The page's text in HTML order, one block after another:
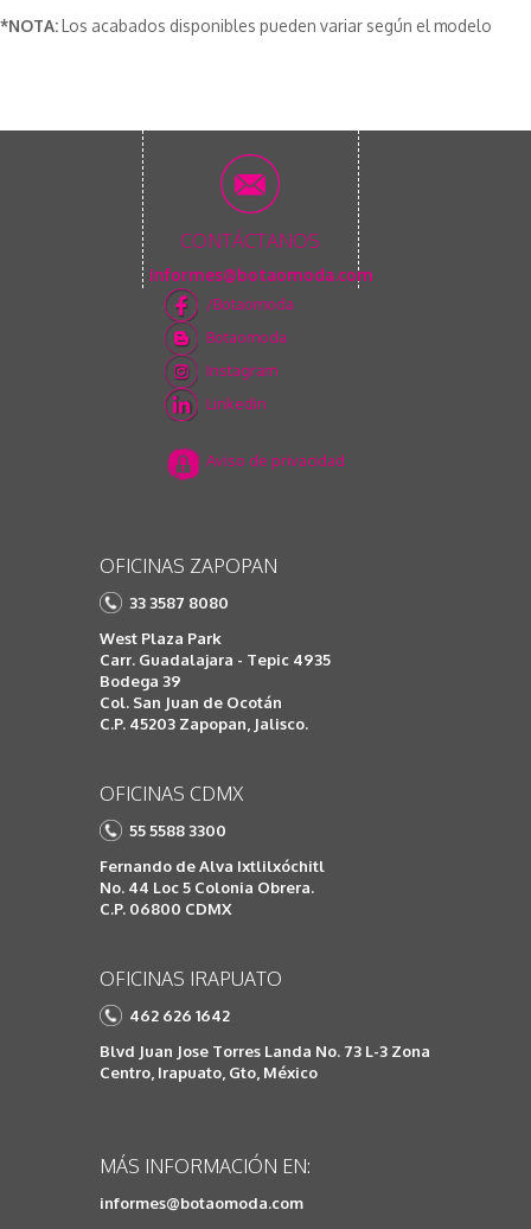
*NOTA:Los acabados disponibles pueden variar según el modelo
CONTÁCTANOS
informes@botaomoda.com
/Botaomoda
Botaomoda
Instagram
Linkedin
Aviso de privacidad
OFICINAS ZAPOPAN
33 3587 8080
West Plaza Park
Carr. Guadalajara - Tepic 4935
Bodega 39
Col. San Juan de Ocotán
C.P. 45203 Zapopan, Jalisco.
OFICINAS CDMX
55 5588 3300
Fernando de Alva Ixtlilxóchitl
No. 44 Loc 5 Colonia Obrera.
C.P. 06800 CDMX
OFICINAS IRAPUATO
462 626 1642
Blvd Juan Jose Torres Landa No. 73 L-3 Zona
Centro, Irapuato, Gto, México
MÁS INFORMACIÓN EN:
informes@botaomoda.com